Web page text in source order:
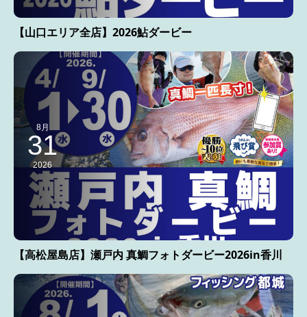
【山口エリア全店】2026鮎ダービー
8月
31
2026
【高松屋島店】瀬戸内 真鯛フォトダービー2026in香川